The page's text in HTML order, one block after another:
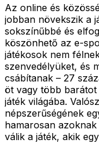
Az online és
jobban növekszik a
sokszínűbbé és
köszönhető az e-
játékosok nem
szenvedélyüket, és
csábítanak – 27
öt vagy több barátot
játék világába.
népszerűségének
hamarosan
válik a játék, akik